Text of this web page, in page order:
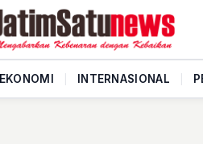
EKONOMI INTERNASIONAL